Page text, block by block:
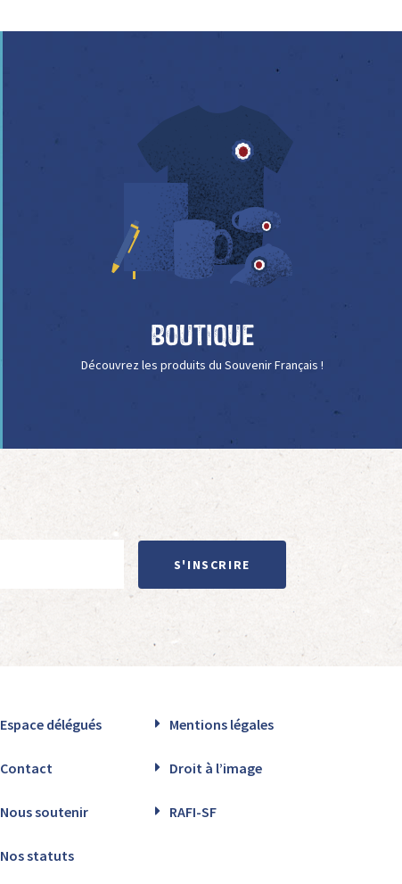
Boutique
Découvrez les produits du Souvenir Français !
S'INSCRIRE
Espace délégués Mentions légales
Contact Droit à l’image
Nous soutenir RAFI-SF
Nos statuts